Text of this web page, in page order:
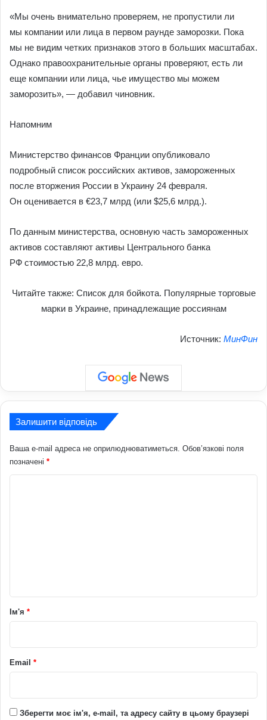
«Мы очень внимательно проверяем, не пропустили ли
мы компании или лица в первом раунде заморозки. Пока
мы не видим четких признаков этого в больших масштабах.
Однако правоохранительные органы проверяют, есть ли
еще компании или лица, чье имущество мы можем
заморозить», — добавил чиновник.
Напомним
Министерство финансов Франции опубликовало
подробный список российских активов, замороженных
после вторжения России в Украину 24 февраля.
Он оценивается в €23,7 млрд (или $25,6 млрд.).
По данным министерства, основную часть замороженных
активов составляют активы Центрального банка
РФ стоимостью 22,8 млрд. евро.
Читайте также: Список для бойкота. Популярные торговые
марки в Украине, принадлежащие россиянам
Источник: МинФин
Залишити відповідь
Ваша e-mail адреса не оприлюднюватиметься. Обов’язкові поля
позначені *
рІм'я *
Email *
Зберегти моє ім'я, e-mail, та адресу сайту в цьому браузері